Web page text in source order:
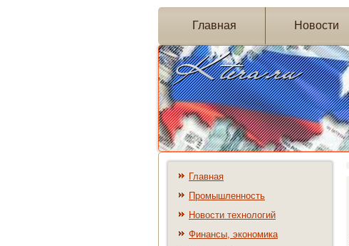
Главная Новости
Главная
Промышленность
Новости технологий
Финансы, экономика